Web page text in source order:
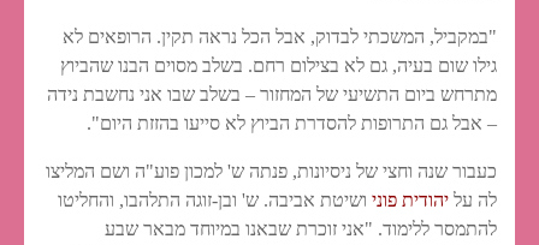
"במקביל, המשכתי לבדוק, אבל הכל נראה תקין. הרופאים לא
גילו שום בעיה, גם לא בצילום רחם. בשלב מסוים הבנו שהביוץ
מתרחש ביום התשיעי של המחזור – בשלב שבו אני נחשבת נידה
– אבל גם התרופות להסדרת הביוץ לא סייעו בהזזת היום".
כעבור שנה וחצי של ניסיונות, פנתה ש' למכון פוע"ה ושם המליצו
לה על יהודית פוני ושיטת אביבה. ש' ובן-זוגה התלהבו, והחליטו
להתמסר ללימוד. "אני זוכרת שבאנו במיוחד מבאר שבע